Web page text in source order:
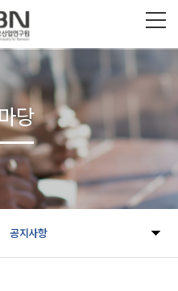
공지사항
당